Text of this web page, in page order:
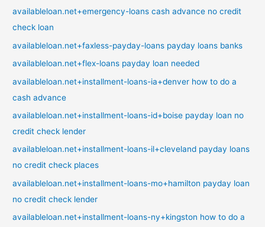
availableloan.net+emergency-loans cash advance no credit
check loan
availableloan.net+faxless-payday-loans payday loans banks
availableloan.net+flex-loans payday loan needed
availableloan.net+installment-loans-ia+denver how to do a
cash advance
availableloan.net+installment-loans-id+boise payday loan no
credit check lender
availableloan.net+installment-loans-il+cleveland payday loans
no credit check places
availableloan.net+installment-loans-mo+hamilton payday loan
no credit check lender
availableloan.net+installment-loans-ny+kingston how to do a